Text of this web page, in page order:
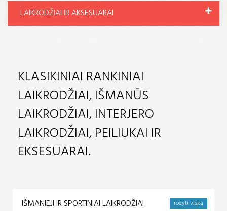
LAIKRODŽIAI IR AKSESUARAI
KLASIKINIAI RANKINIAI
LAIKRODŽIAI, IŠMANŪS
LAIKRODŽIAI, INTERJERO
LAIKRODŽIAI, PEILIUKAI IR
EKSESUARAI.
IŠMANIEJI IR SPORTINIAI LAIKRODŽIAI rodyti viską